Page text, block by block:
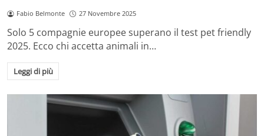
Fabio Belmonte 27 Novembre 2025
Solo 5 compagnie europee superano il test pet friendly
2025. Ecco chi accetta animali in…
Leggi di più